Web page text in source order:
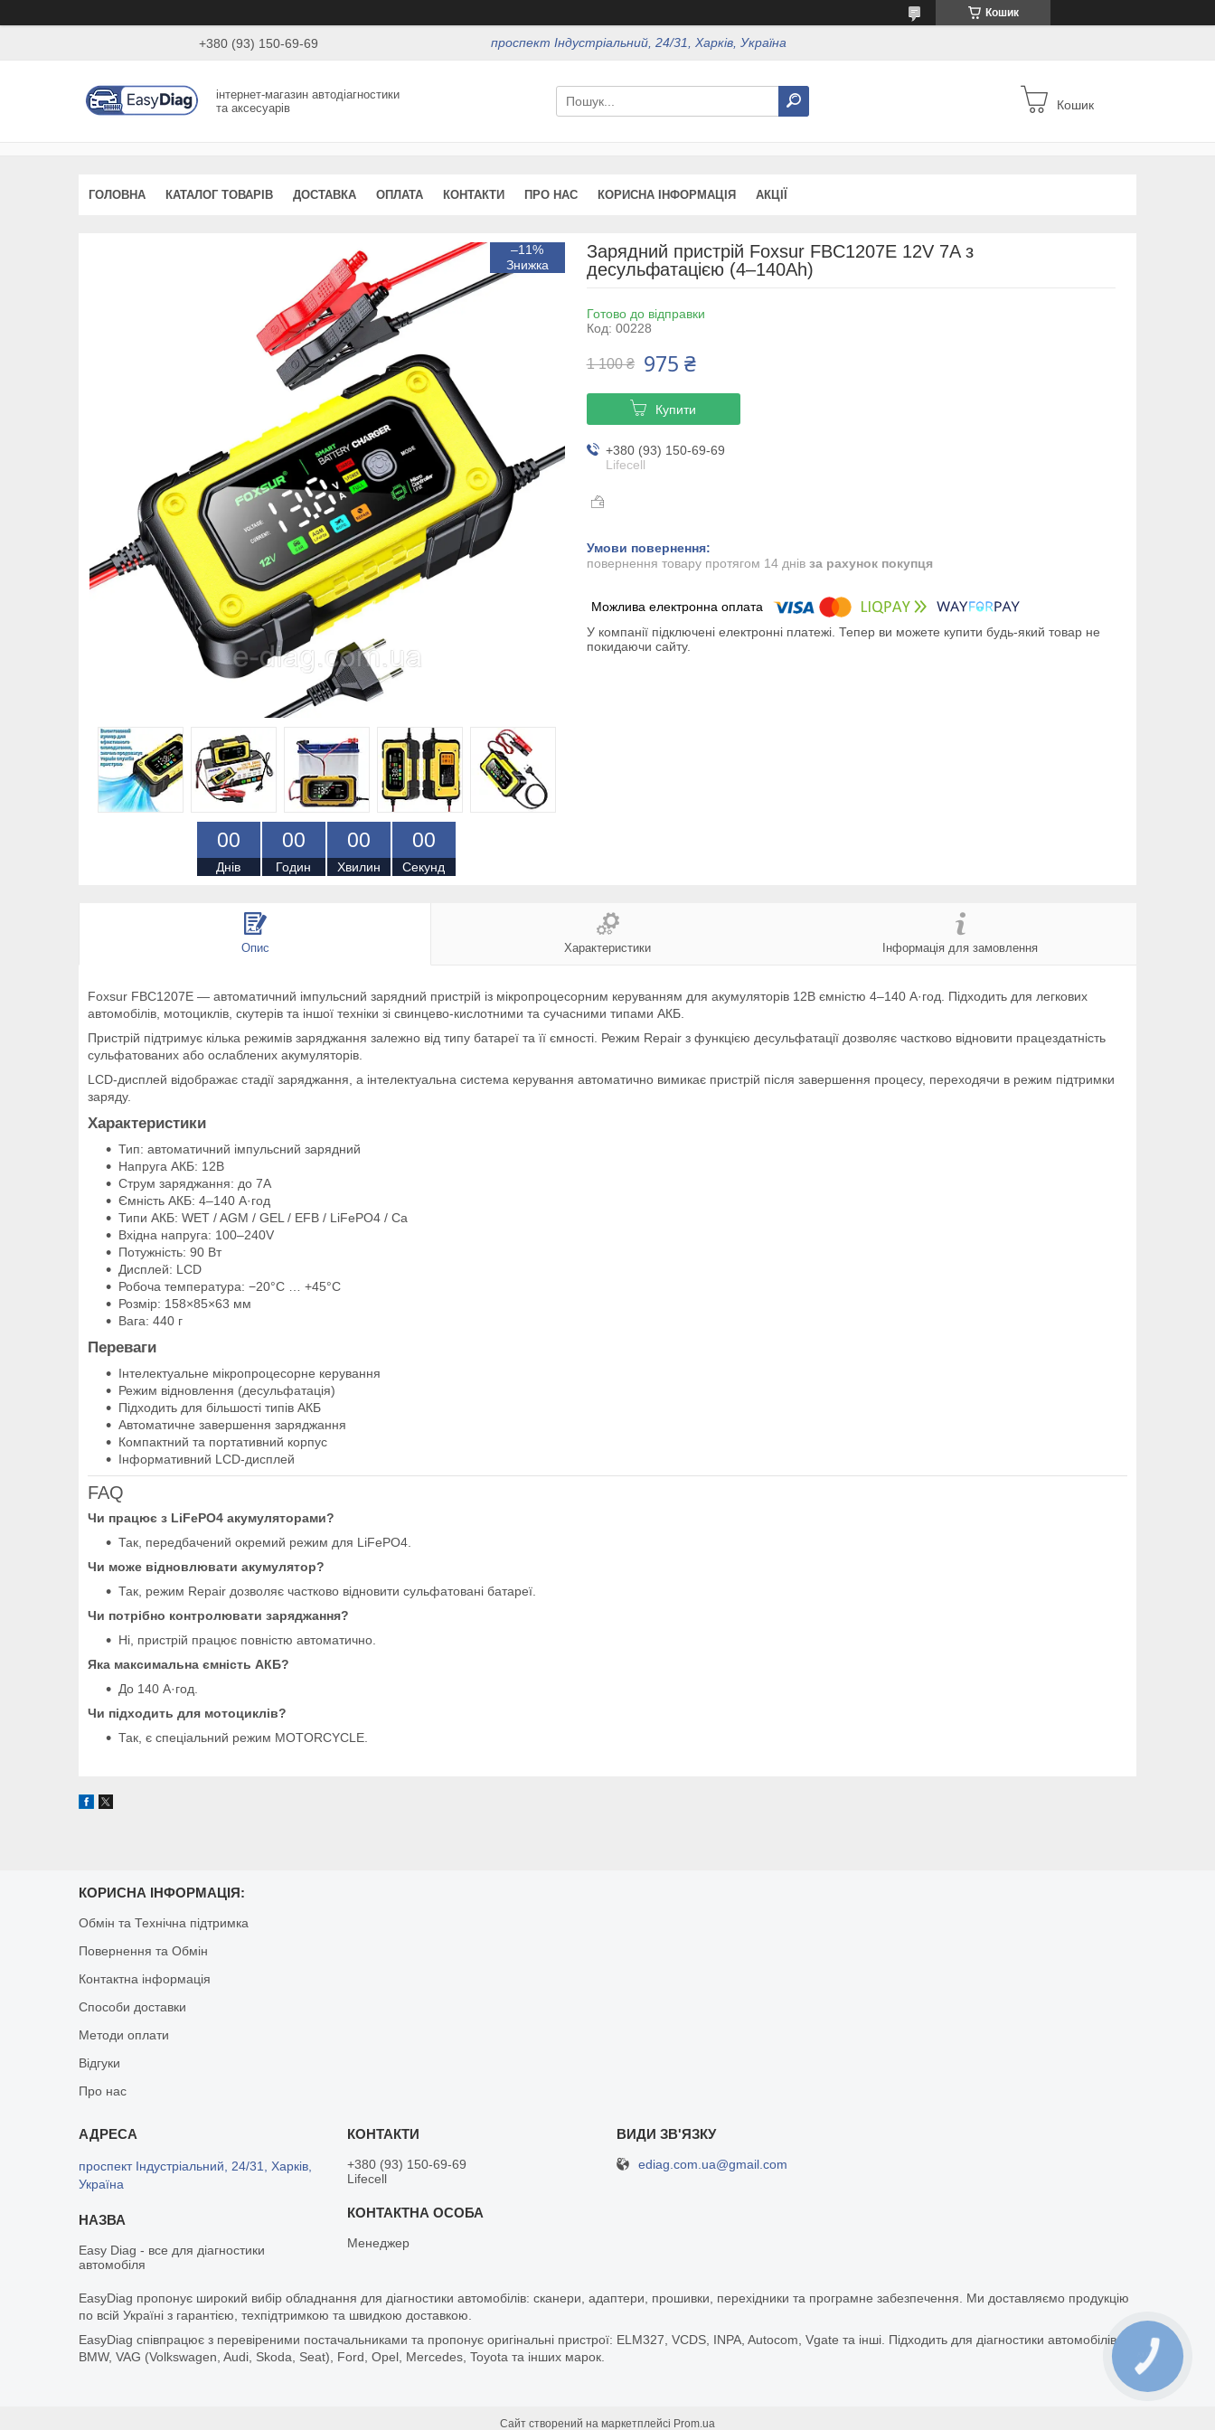
Кошик
+380 (93) 150-69-69 проспект Індустріальний, 24/31, Харків, Україна
інтернет-магазин автодіагностики
та аксесуарів
Кошик
ГОЛОВНА КАТАЛОГ ТОВАРІВ ДОСТАВКА ОПЛАТА КОНТАКТИ ПРО НАС КОРИСНА ІНФОРМАЦІЯ АКЦІЇ
–11%
00
Днів
00
Годин
00
Хвилин
00
Секунд
Зарядний пристрій Foxsur FBC1207E 12V 7A з
десульфатацією (4–140Ah)
Готово до відправки
Код: 00228
1 100 ₴ 975 ₴
Купити
+380 (93) 150-69-69
Lifecell
повернення товару протягом 14 днів за рахунок покупця
У компанії підключені електронні платежі. Тепер ви можете купити будь-який товар не
покидаючи сайту.
Опис Характеристики Інформація для замовлення
Foxsur FBC1207E — автоматичний імпульсний зарядний пристрій із мікропроцесорним керуванням для акумуляторів 12В ємністю 4–140 А·год. Підходить для легкових
автомобілів, мотоциклів, скутерів та іншої техніки зі свинцево-кислотними та сучасними типами АКБ.
Пристрій підтримує кілька режимів заряджання залежно від типу батареї та її ємності. Режим Repair з функцією десульфатації дозволяє частково відновити працездатність
сульфатованих або ослаблених акумуляторів.
LCD-дисплей відображає стадії заряджання, а інтелектуальна система керування автоматично вимикає пристрій після завершення процесу, переходячи в режим підтримки
заряду.
Характеристики
Тип: автоматичний імпульсний зарядний
Напруга АКБ: 12В
Струм заряджання: до 7A
Ємність АКБ: 4–140 А·год
Типи АКБ: WET / AGM / GEL / EFB / LiFePO4 / Ca
Вхідна напруга: 100–240V
Потужність: 90 Вт
Дисплей: LCD
Робоча температура: −20°C … +45°C
Розмір: 158×85×63 мм
Вага: 440 г
Переваги
Інтелектуальне мікропроцесорне керування
Режим відновлення (десульфатація)
Підходить для більшості типів АКБ
Автоматичне завершення заряджання
Компактний та портативний корпус
Інформативний LCD-дисплей
FAQ
Чи працює з LiFePO4 акумуляторами?
Так, передбачений окремий режим для LiFePO4.
Чи може відновлювати акумулятор?
Так, режим Repair дозволяє частково відновити сульфатовані батареї.
Чи потрібно контролювати заряджання?
Ні, пристрій працює повністю автоматично.
Яка максимальна ємність АКБ?
До 140 А·год.
Чи підходить для мотоциклів?
Так, є спеціальний режим MOTORCYCLE.
КОРИСНА ІНФОРМАЦІЯ:
Обмін та Технічна підтримка
Повернення та Обмін
Контактна інформація
Способи доставки
Методи оплати
Відгуки
Про нас
проспект Індустріальний, 24/31, Харків,
Україна
Easy Diag - все для діагностики
автомобіля
+380 (93) 150-69-69
Lifecell
Менеджер
ediag.com.ua@gmail.com
EasyDiag пропонує широкий вибір обладнання для діагностики автомобілів: сканери, адаптери, прошивки, перехідники та програмне забезпечення. Ми доставляємо продукцію
по всій Україні з гарантією, техпідтримкою та швидкою доставкою.
EasyDiag співпрацює з перевіреними постачальниками та пропонує оригінальні пристрої: ELM327, VCDS, INPA, Autocom, Vgate та інші. Підходить для діагностики автомобілів
BMW, VAG (Volkswagen, Audi, Skoda, Seat), Ford, Opel, Mercedes, Toyota та інших марок.
Сайт створений на маркетплейсі Prom.ua